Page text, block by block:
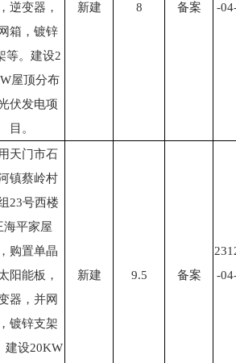
逆变器，
箱，镀锌
等。建设2
屋顶分布
伏发电项
目。
新建 8 备案
-
天门市石
镇蔡岭村
23号西楼
海平家屋
购置单晶
阳能板，
器，并网
镀锌支架
建设20KW
新建 9.5 备案
-